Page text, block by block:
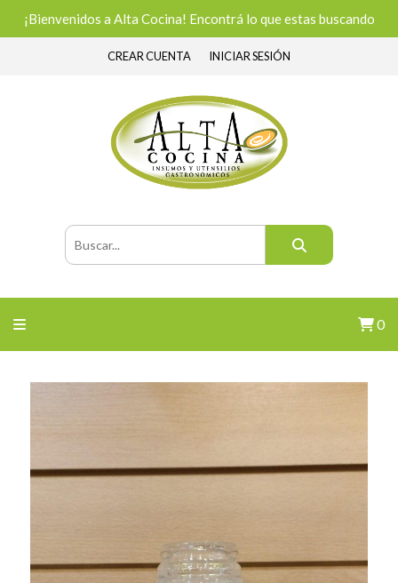
¡Bienvenidos a Alta Cocina! Encontrá lo que estas buscando
CREAR CUENTA INICIAR SESIÓN
0